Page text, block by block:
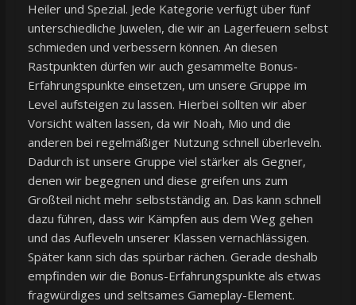
Heiler und Spezial. Jede Kategorie verfügt über fünf
unterschiedliche Juwelen, die wir an Lagerfeuern selbst
schmieden und verbessern können. An diesen
Rastpunkten dürfen wir auch gesammelte Bonus-
Erfahrungspunkte einsetzen, um unsere Gruppe im
Level aufsteigen zu lassen. Hierbei sollten wir aber
Vorsicht walten lassen, da wir Noah, Mio und die
anderen bei regelmäßiger Nutzung schnell überleveln.
Dadurch ist unsere Gruppe viel stärker als Gegner,
denen wir begegnen und diese greifen uns zum
Großteil nicht mehr selbstständig an. Das kann schnell
dazu führen, dass wir Kämpfen aus dem Weg gehen
und das Aufleveln unserer Klassen vernachlässigen.
Später kann sich das spürbar rächen. Gerade deshalb
empfinden wir die Bonus-Erfahrungspunkte als etwas
fragwürdiges und seltsames Gameplay-Element.